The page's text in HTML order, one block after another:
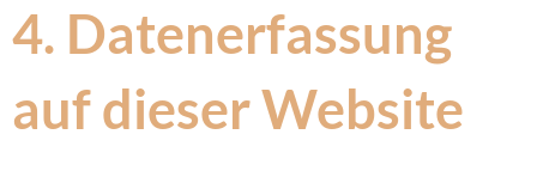
4. Datenerfassung
auf dieser Website